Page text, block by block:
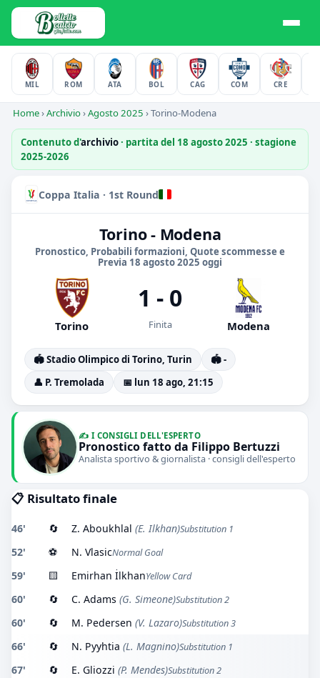
MIL ROM ATA BOL CAG COM CRE
Home›Archivio›Agosto 2025 ›Torino-Modena
Contenuto d'archivio· partita del 18 agosto 2025 · stagione
2025-2026
Coppa Italia · 1st Round
Torino - Modena
Pronostico, Probabili formazioni, Quote scommesse e
Previa 18 agosto 2025 oggi
Torino
1 - 0
Finita Modena
🏟️ Stadio Olimpico di Torino, Turin
🏟️ -
👤 P. Tremolada
📅 lun 18 ago, 21:15
✍️ I CONSIGLI DELL'ESPERTO
Pronostico fatto da Filippo Bertuzzi
Analista sportivo & giornalista · consigli dell'esperto
📋 Risultato finale
46' 🔄 Z. Aboukhlal (E. Ilkhan)Substitution 1
52' ⚽ N. VlasicNormal Goal
59' 🟨 Emirhan İlkhanYellow Card
60' 🔄 C. Adams (G. Simeone)Substitution 2
60' 🔄 M. Pedersen (V. Lazaro)Substitution 3
66' 🔄 N. Pyyhtia (L. Magnino)Substitution 1
67' 🔄 E. Gliozzi (P. Mendes)Substitution 2